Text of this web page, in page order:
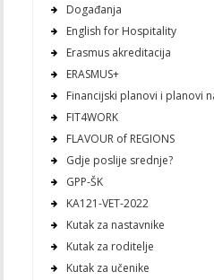
Događanja
English for Hospitality
Erasmus akreditacija
ERASMUS+
Financijski planovi i planovi
FIT4WORK
FLAVOUR of REGIONS
Gdje poslije srednje?
GPP-ŠK
KA121-VET-2022
Kutak za nastavnike
Kutak za roditelje
Kutak za učenike